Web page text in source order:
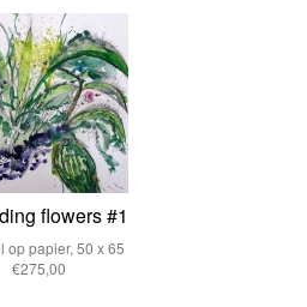
flowers #1
op papier, 50 x 65
€275,00